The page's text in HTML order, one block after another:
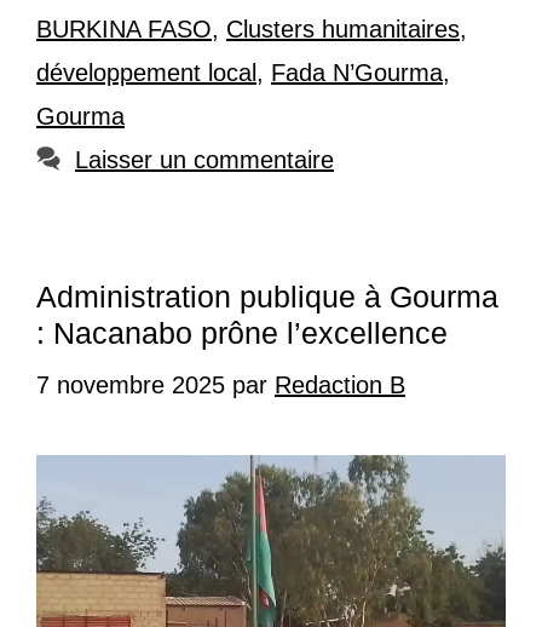
BURKINA FASO, Clusters humanitaires,
développement local , Fada N’Gourma,
Gourma
Laisser un commentaire
Administration publique à Gourma
: Nacanabo prône l’excellence
7 novembre 2025 par Redaction B